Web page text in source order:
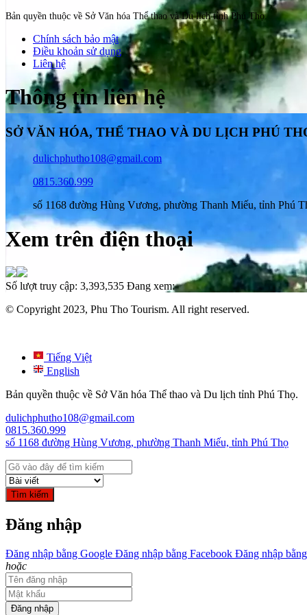
Bản quyền thuộc về Sở Văn hóa Thể thao và Du lịch tỉnh Phú Thọ.
Chính sách bảo mật
Điều khoản sử dụng
Liên hệ
Thông tin liên hệ
SỞ VĂN HÓA, THỂ THAO VÀ DU LỊCH PHÚ
dulichphutho108@gmail.com
0815.360.999
số 1168 đường Hùng Vương, phường Thanh Miếu, tỉnh Phú
Xem trên điện thoại
Số lượt truy cập: 3,393,535 Đang xem:
© Copyright 2023, Phu Tho Tourism. All right reserved.
Tiếng Việt
English
Bản quyền thuộc về Sở Văn hóa Thể thao và Du lịch tỉnh Phú Thọ.
dulichphutho108@gmail.com
0815.360.999
số 1168 đường Hùng Vương, phường Thanh Miếu, tỉnh Phú Thọ
Tìm kiếm
Đăng nhập
Đăng nhập bằng Google Đăng nhập bằng Facebook Đăng nhập
hoặc
Đăng nhập